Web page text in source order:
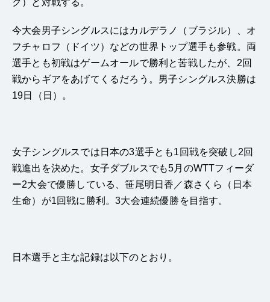
ク）と対戦する。
今大会男子シングルスにはカルデラノ（ブラジル）、オ
フチャロフ（ドイツ）などの世界トップ選手も参戦。両
選手とも初戦はゲームオールで勝利と苦戦したが、 2回
戦からギアをあげてくるだろう。男子シングルス決勝は
19日（日）。
女子シングルスでは日本の3選手とも1回戦を突破し2回
戦進出を決めた。女子ダブルスでも5月のWTTフィーダ
ー2大会で優勝している、笹尾明日香／森さくら（日本
生命）が1回戦に勝利。3大会連続優勝を目指す。
日本選手と主な記録は以下のとおり。